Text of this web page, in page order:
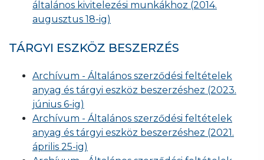
általános kivitelezési munkákhoz (2014.
augusztus 18-ig)
TÁRGYI ESZKÖZ BESZERZÉS
Archívum - Általános szerződési feltételek
anyag és tárgyi eszköz beszerzéshez (2023.
június 6-ig)
Archívum - Általános szerződési feltételek
anyag és tárgyi eszköz beszerzéshez (2021.
április 25-ig)